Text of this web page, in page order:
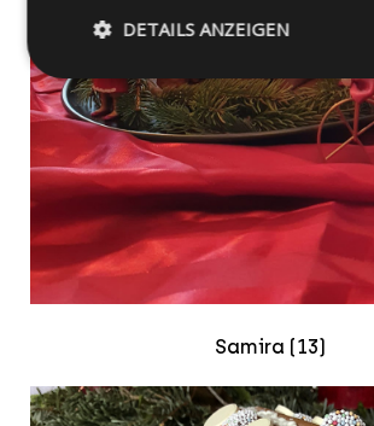
Samira (13)
DETAILS ANZEIGEN